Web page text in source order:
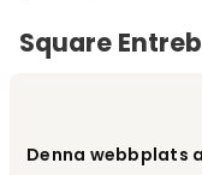
Denna webbplats
Square
Vælg udførelse